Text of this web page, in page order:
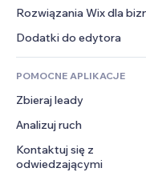
Ceny i subskrypcja
Crowdfunding
Żywność i napoje
Wiadomości
Banery i odznaki
Kalkulatory
Szukaj
Pogoda
Wykresy i tabele
Telefon
Społeczność
Opinie i polecenia
CRM
Rozwiązania Wix dla
Dodatki do edytora
POMOCNE APLIKACJE
Zbieraj leady
Analizuj ruch
Kontaktuj się z
odwiedzającymi